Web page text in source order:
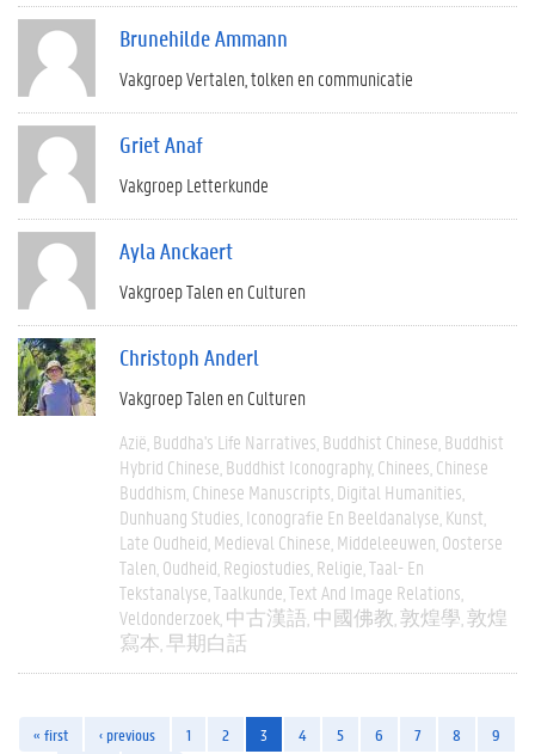
Brunehilde Ammann
Vakgroep Vertalen, tolken en communicatie
Griet Anaf
Vakgroep Letterkunde
Ayla Anckaert
Vakgroep Talen en Culturen
Christoph Anderl
Vakgroep Talen en Culturen
Azië Buddha's Life Narratives Buddhist Chinese Buddhist
Hybrid Chinese Buddhist Iconography Chinees Chinese
Buddhism Chinese Manuscripts Digital Humanities
Dunhuang Studies Iconografie En Beeldanalyse Kunst
Late Oudheid Medieval Chinese Middeleeuwen Oosterse
Talen Oudheid Regiostudies Religie Taal- En
Tekstanalyse Taalkunde Text And Image Relations
Veldonderzoek 中古漢語 中國佛教 敦煌學 敦煌
寫本 早期白話
« first ‹ previous 1 2 3 4 5 6 7 8
9